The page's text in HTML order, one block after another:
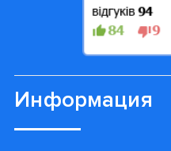
Информация